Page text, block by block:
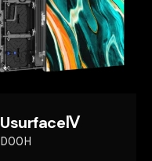
UsurfaceⅣ
DOOH